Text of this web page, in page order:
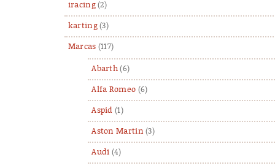
iracing(2)
karting(3)
Marcas (117)
Abarth (6)
Alfa Romeo (6)
Aspid (1)
Aston Martin (3)
Audi (4)